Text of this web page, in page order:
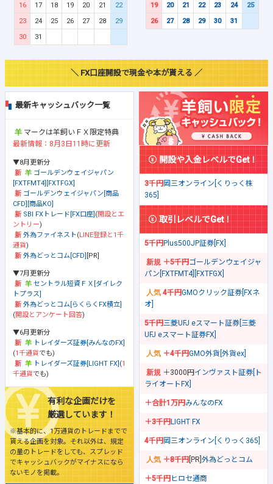
16
17 18 19 20 21
22
23
24 25 26 27 28
29
30
31
19
20 21 22 23 24
25
26
27 28 29 30 31
＼ FX口座開設で現金や本が貰える ／
最新キャッシュバック一覧
マークは羊飼いＦＸ限定特典
最新情報：8月3日11時に更新
▼8月更新分
ゴールデンウェイジャパン
[FXTFMT4][FXTFGX]
ゴールデンウェイジャパン[商品
CFD][商品KO]
SBI FXトレード[FX口座] (開設とエ
ントリー)
外為ファイネスト(LINE登録と1千
通貨)
外為どっとコム[CFD] [PR]
▼7月更新分
セントラル短資ＦＸ[ダイレク
トプラス]
外為どっとコム[らくらくFX積立]
(開設とアンケート回答)
▼6月更新分
トレイダーズ証券[みんなのFX]
(1千通貨でも)
トレイダーズ証券[LIGHT FX] (1
千通貨でも)
有利な企画だけを
厳選しています！
※基本的に、1万通貨のトレードまでで
貰える企画を対象。それ以外は、規定
の量のトレードをしても、スプレッド
でキャッシュバックがマイナスになら
ないモノを掲載。
開設や入金レベルでGet！
3千円岡三オンライン[くりっく株
365]
取引レベルでGet！
5千円Plus500JP証券[FX]
＋5千円ゴールデンウェイジャ
パン[FXTFMT4][FXTFGX]
4千円GMOクリック証券[FXネ
オ]
5千円三菱UFJ eスマート証券[三菱
UFJ eスマート証券FX]
＋4千円GMO外貨[外貨ex]
＋3000円 インヴァスト証券[ト
ライオートFX]
＋合計1万円みんなのFX
＋3千円LIGHT FX
4千円岡三オンライン[くりっく365]
＋8千円 [PR] 外為どっとコム
＋5千円ヒロセ通商